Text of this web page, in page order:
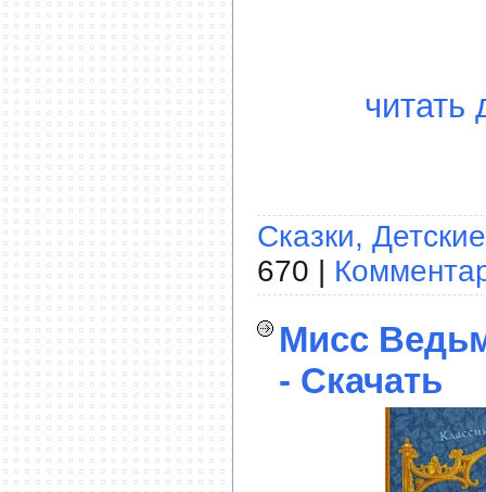
читать
Сказки,
670 |
Мисс
- Скачать